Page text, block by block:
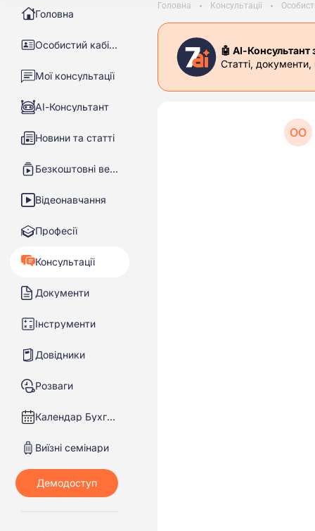
Головна
Особистий кабінет
Мої консультації
АІ-Консультант
Новини та статті
Безкоштовні вебінари
Відеонавчання
Професії
Консультації
Документи
Інструменти
Довідники
Розваги
Календар Бухгалтера
Виїзні семінари
Головна Консультації
🤖 АІ-Консультант
Статті,
ОО